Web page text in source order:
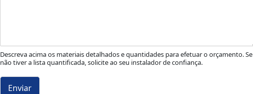
ç
a
Descreva acima os materiais detalhados e quantidades para efetuar o orçamento. Se
não tiver a lista quantificada, solicite ao seu instalador de confiança.
Enviar